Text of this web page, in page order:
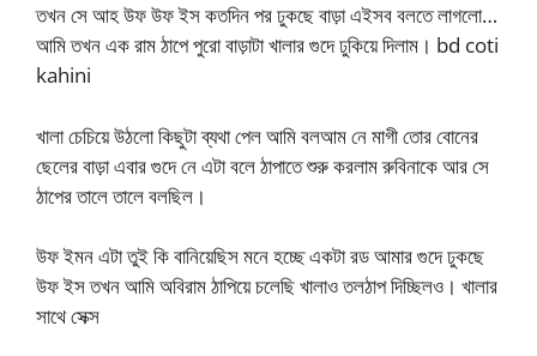
তখন সে আহ উফ উফ ইস কতদিন পর ঢুকছে বাড়া এইসব বলতে লাগলো…
আমি তখন এক রাম ঠাপে পুরো বাড়াটা খালার গুদে ঢুকিয়ে দিলাম। bd coti
kahini
খালা চেচিয়ে উঠলো কিছুটা ব্যথা পেল আমি বলআম নে মাগী তোর বোনের
ছেলের বাড়া এবার গুদে নে এটা বলে ঠাপাতে শুরু করলাম রুবিনাকে আর সে
ঠাপের তালে তালে বলছিল।
উফ ইমন এটা তুই কি বানিয়েছিস মনে হচ্ছে একটা রড আমার গুদে ঢুকছে
উফ ইস তখন আমি অবিরাম ঠাপিয়ে চলেছি খালাও তলঠাপ দিচ্ছিলও। খালার
সাথে সেক্স